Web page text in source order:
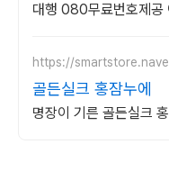
대행 080무료번호제공
https://
골든실크 홍잠누에
명장이 기른 골든실크